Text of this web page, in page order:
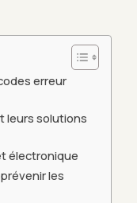
erreur
leurs solutions
électronique
les